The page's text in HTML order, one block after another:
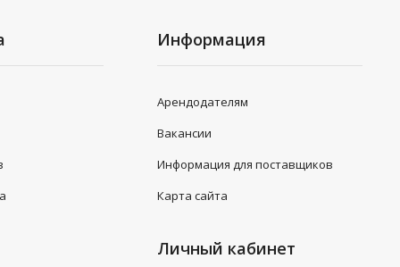
Информация
Арендодателям
Вакансии
Информация для поставщиков
Карта сайта
Личный кабинет